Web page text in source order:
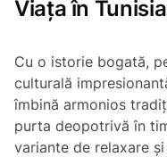
Viața în
Cu o istorie bogată,
culturală
îmbină armonios
purta deopotrivă în
variante de relaxare